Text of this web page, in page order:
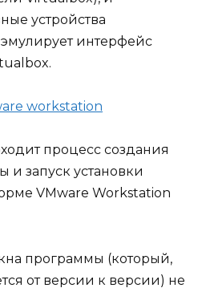
устройства
интерфейс
процесс создания
запуск установки
VMware Workstation
программы (который,
от версии к версии) не